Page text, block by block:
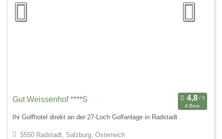
Gut Weissenhof ****S
4 Bew.
Ihr Golfhotel direkt an der 27-Loch Golfanlage in Radstadt
5550 Radstadt, Salzburg, Österreich